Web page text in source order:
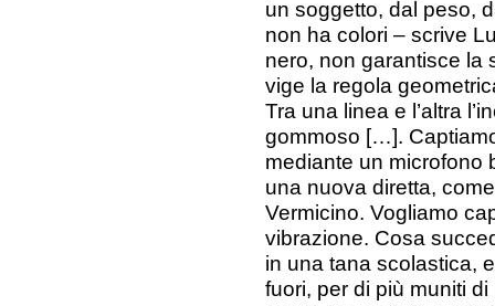
un soggetto, dal peso,
non ha colori – scrive
nero, non garantisce la
vige la regola
Tra una linea e l’altra
gommoso […].
mediante un microfono
una nuova diretta,
Vermicino. Vogliamo
vibrazione. Cosa
in una tana scolastica,
fuori, per di più muniti